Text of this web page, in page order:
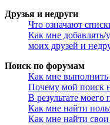
Друзья и недруги
Что означают
Как мне добавлять/
моих друзей и
Поиск по форумам
Как мне
Почему мой поиск
В результате
Как мне найти
Как мне найти